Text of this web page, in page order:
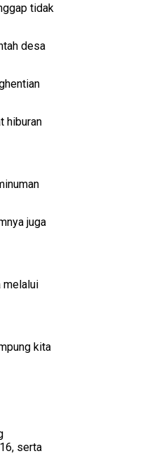
tidak
desa
hiburan
juga
melalui
kita
serta